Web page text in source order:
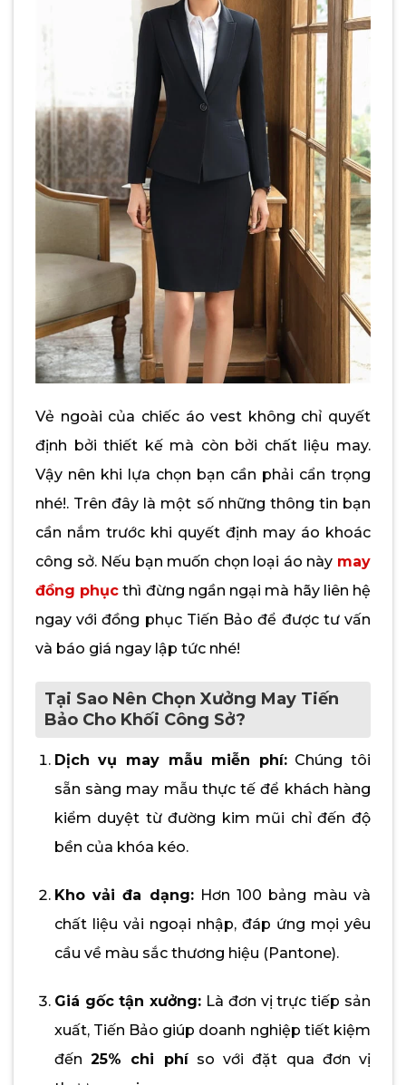
Vẻ ngoài của chiếc áo vest không chỉ quyết
định bởi thiết kế mà còn bởi chất liệu may.
Vậy nên khi lựa chọn bạn cần phải cẩn trọng
nhé!. Trên đây là một số những thông tin bạn
cần nắm trước khi quyết định may áo khoác
công sở. Nếu bạn muốn chọn loại áo này may
đồng phục thì đừng ngần ngại mà hãy liên hệ
ngay với đồng phục Tiến Bảo để được tư vấn
và báo giá ngay lập tức nhé!
Tại Sao Nên Chọn Xưởng May Tiến
Bảo Cho Khối Công Sở?
Dịch vụ may mẫu miễn phí:Chúng tôi
sẵn sàng may mẫu thực tế để khách hàng
kiểm duyệt từ đường kim mũi chỉ đến độ
bền của khóa kéo.
Kho vải đa dạng:Hơn 100 bảng màu và
chất liệu vải ngoại nhập, đáp ứng mọi yêu
cầu về màu sắc thương hiệu (Pantone).
Giá gốc tận xưởng: Là đơn vị trực tiếp sản
xuất, Tiến Bảo giúp doanh nghiệp tiết kiệm
đến25% chi phíso với đặt qua đơn vị